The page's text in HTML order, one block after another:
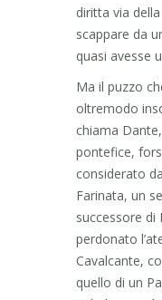
diritta via
scappare da
quasi avesse
Ma il puzzo
oltremodo
chiama
pontefice,
considerato
Farinata, un
successore di
perdonato
Cavalcante,
quello di un